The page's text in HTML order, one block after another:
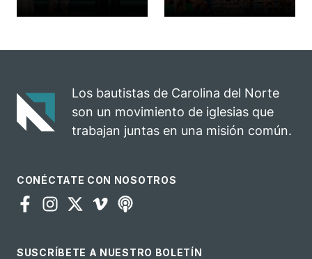
celebra el
rodeo anual en
para el
ministerio
Los bautistas de Carolina del Norte
son un movimiento de iglesias que
trabajan juntas en una misión común.
CONÉCTATE CON NOSOTROS
SUSCRÍBETE A NUESTRO BOLETÍN